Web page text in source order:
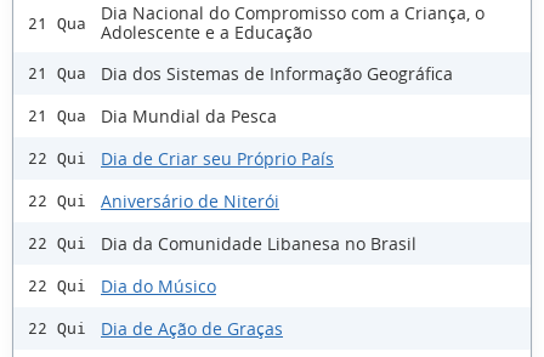
21 Qua
Dia Nacional do Compromisso com a Criança, o
Adolescente e a Educação
21 Qua Dia dos Sistemas de Informação Geográfica
21 Qua Dia Mundial da Pesca
22 Qui Dia de Criar seu Próprio País
22 Qui Aniversário de Niterói
22 Qui Dia da Comunidade Libanesa no Brasil
22 Qui Dia do Músico
22 Qui Dia de Ação de Graças